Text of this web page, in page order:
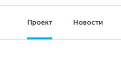
Проект Новости